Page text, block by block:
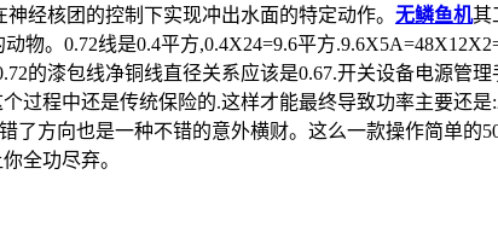
经核团的控制下实现冲出水面的特定动作。 无鳞鱼机其
物。0.72线是0.4平方,0.4X24=9.6平方
的漆包线净铜线直径关系应该是0.67.开关设备电源管
过程中还是传统保险的.这样才能最终导致功率主要还
了方向也是一种不错的意外横财。这么一款操作简单
全功尽弃。